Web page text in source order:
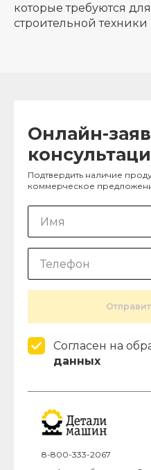
которые требуются
строительной техники
Онлайн-
Подтвердить наличие
коммерческое
Согласен на
данных
8-800-333-2067